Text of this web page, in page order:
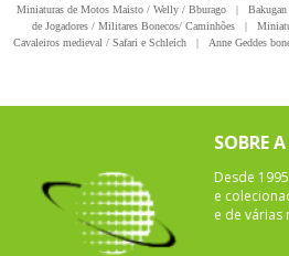
Miniaturas de Motos Maisto / Welly / Bburago
|
de Jogadores / Militares Bonecos/ Caminhões
|
Cavaleiros medieval / Safari e Schleich
| Anne Geddes
SOBRE
Desde
e
e de várias